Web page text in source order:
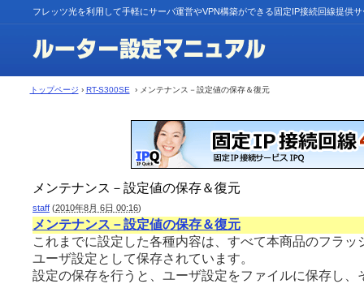
フレッツ光を利用して手軽にサーバ運営やVPN構築ができる固定IP接続回線提供
トップページ › RT-S300SE › メンテナンス－設定値の保存＆復元
メンテナンス－設定値の保存＆復元
staff (2010年8月 6日 00:16)
メンテナンス－設定値の保存＆復元
これまでに設定した各種内容は、すべて本商品のフラッ
ユーザ設定として保存されています。
設定の保存を行うと、ユーザ設定をファイルに保存し、